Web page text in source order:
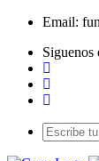
Email:
Siguenos